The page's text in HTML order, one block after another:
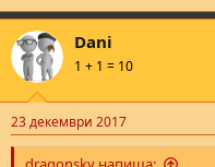
Dani
1 + 1 = 10
23 декември 2017